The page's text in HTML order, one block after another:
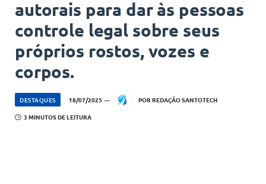
autorais para dar às pessoas
controle legal sobre seus
próprios rostos, vozes e
corpos.
DESTAQUES 18/07/2025 POR REDAÇÃO SANTOTECH
3 MINUTOS DE LEITURA